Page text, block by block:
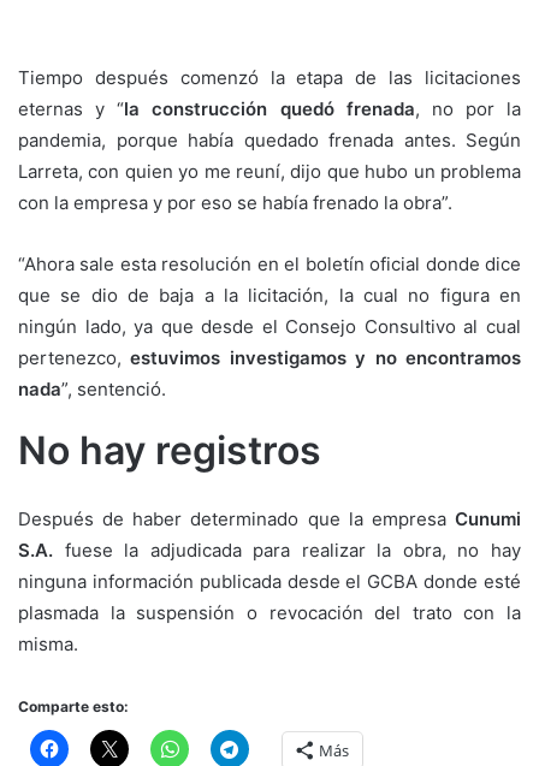
Tiempo después comenzó la etapa de las licitaciones
eternas y “la construcción quedó frenada, no por la
pandemia, porque había quedado frenada antes. Según
Larreta, con quien yo me reuní, dijo que hubo un problema
con la empresa y por eso se había frenado la obra”.
“Ahora sale esta resolución en el boletín oficial donde dice
que se dio de baja a la licitación, la cual no figura en
ningún lado, ya que desde el Consejo Consultivo al cual
pertenezco,estuvimos investigamos y no encontramos
nada”, sentenció.
No hay registros
Después de haber determinado que la empresa Cunumi
S.A. fuese la adjudicada para realizar la obra, no hay
ninguna información publicada desde el GCBA donde esté
plasmada la suspensión o revocación del trato con la
misma.
Comparte esto:
Más